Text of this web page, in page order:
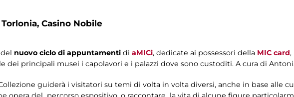
Casino Nobile
nuovo ciclo di appuntamenti di aMICi, dedicate ai possessori della MIC card,
dei principali musei i capolavori e i palazzi dove sono custoditi. A cura di
guiderà i visitatori su temi di volta in volta diversi, anche in base alle